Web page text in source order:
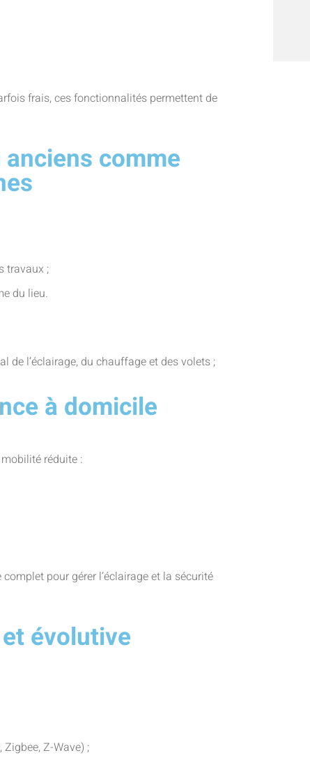
frais, ces fonctionnalités permettent de
comme
travaux ;
du lieu.
l’éclairage, du chauffage et des volets ;
à domicile
réduite :
pour gérer l’éclairage et la sécurité
évolutive
Z-Wave) ;